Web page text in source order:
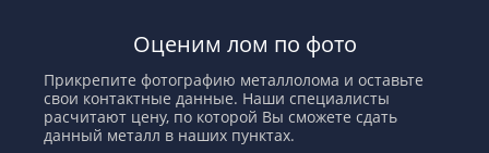
Оценим лом по фото
Прикрепите фотографию металлолома и оставьте
свои контактные данные. Наши специалисты
расчитают цену, по которой Вы сможете сдать
данный металл в наших пунктах.